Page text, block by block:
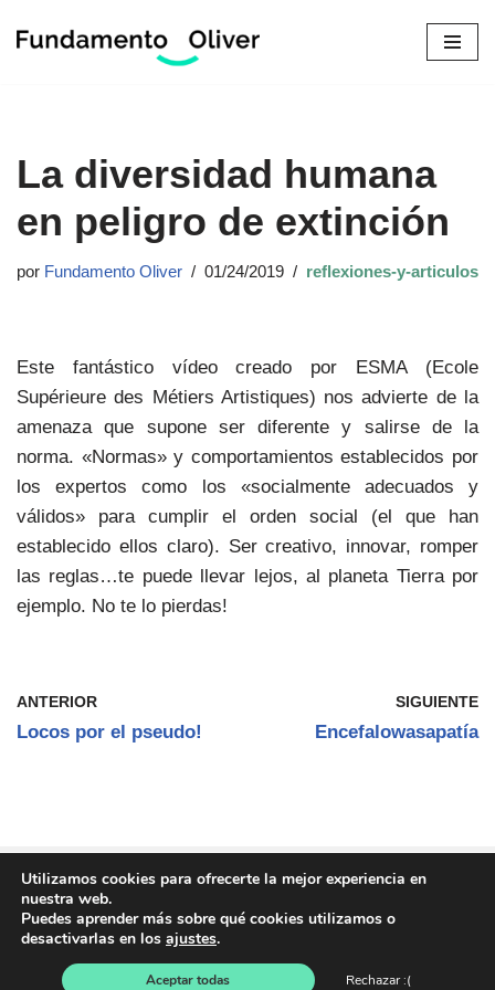
La diversidad humana
en peligro de extinción
por Fundamento Oliver 01/24/2019 reflexiones-y-articulos
Este fantástico vídeo creado por ESMA (Ecole
Supérieure des Métiers Artistiques) nos advierte de la
amenaza que supone ser diferente y salirse de la
norma. «Normas» y comportamientos establecidos por
los expertos como los «socialmente adecuados y
válidos» para cumplir el orden social (el que han
establecido ellos claro). Ser creativo, innovar, romper
las reglas…te puede llevar lejos, al planeta Tierra por
ejemplo. No te lo pierdas!
ANTERIOR
Locos por el pseudo!
SIGUIENTE
Encefalowasapatía
C {current_year} Fundamento Oliver - Ayuda
psicológica para el TDAH desde una perspectiva
humanista
Utilizamos cookies para ofrecerte la mejor experiencia en
nuestra web.
Puedes aprender más sobre qué cookies utilizamos o
desactivarlas en los ajustes.
Aceptar todas Rechazar :(